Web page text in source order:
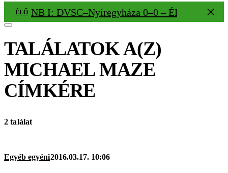
ÉLŐ NB I: DVSC–Nyíregyháza 0–0 – ÉLŐ!
TALÁLATOK A(Z)
MICHAEL MAZE
CÍMKÉRE
2 találat
Egyéb egyéni2016.03.17. 10:06